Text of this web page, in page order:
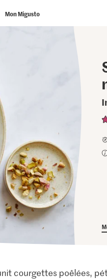
Mon Migusto
courgettes poêlées,